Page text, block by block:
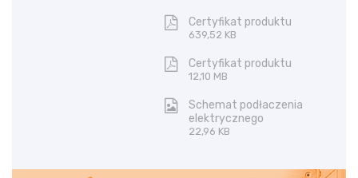
Certyfikat produktu
639,52 KB
Certyfikat produktu
12,10 MB
Schemat podłaczenia
elektrycznego
22,96 KB